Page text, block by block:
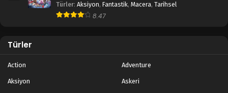
Türler: Aksiyon, Fantastik, Macera, Tarihsel
8.47
Türler
Action Adventure
Aksiyon Askeri